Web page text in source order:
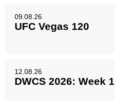
09.08.26
UFC Vegas 120
12.08.26
DWCS 2026: Week 1